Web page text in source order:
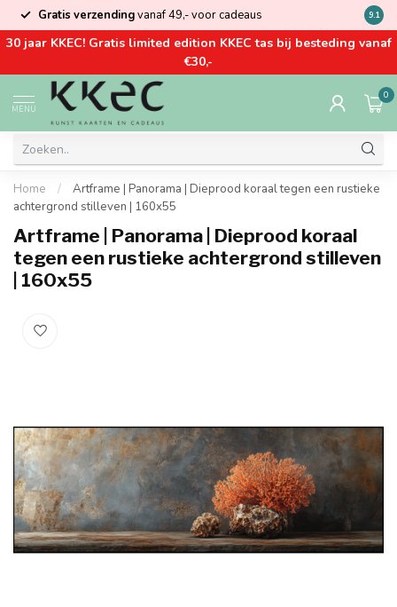
Gratis verzendingvanaf 49,- voor cadeaus Kom
9.1
30 jaar KKEC! Gratis limited edition KKEC tas bij besteding vanaf
€30,-
MENU
0
Home /
Artframe | Panorama | Dieprood koraal tegen een rustieke
achtergrond stilleven | 160x55
Artframe | Panorama | Dieprood koraal
tegen een rustieke achtergrond stilleven
| 160x55